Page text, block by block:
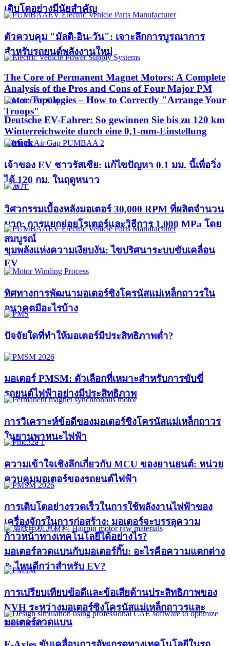
เติบโตอย่างมีนัยสำคัญ
ตัวควบคุม "มัลติ-อิน-วัน": เจาะลึกการบูรณาการ
สำหรับรถยนต์พลังงานใหม่
The Core of Permanent Magnet Motors: A Complete
Analysis of the Pros and Cons of Four Major PM
Rotor Topologies – How to Correctly "Arrange Your
Troops"
Deutsche EV-Fahrer: So gewinnen Sie bis zu 120 km
Winterreichweite durch eine 0,1-mm-Einstellung
zurück
เจ้าของ EV ชาวรัสเซีย: แก้ไขปัญหา 0.1 มม. นี้เพื่อวิ่ง
ได้ 120 กม. ในฤดูหนาว
วิศวกรรมเบื้องหลังมอเตอร์ 30,000 RPM ที่ผลิตจำนวน
มาก: การแยกย่อยโรเตอร์และวิธีการ 1,000 MPa โดย
สมบูรณ์
ขุมพลังแห่งความเงียบงัน: ไขปริศนาระบบขับเคลื่อน
EV
ทิศทางการพัฒนามอเตอร์ซิงโครนัสแม่เหล็กถาวรใน
อนาคตมีอะไรบ้าง
ปัจจัยใดที่ทำให้มอเตอร์มีประสิทธิภาพต่ำ?
มอเตอร์ PMSM: ตัวเลือกที่เหมาะสำหรับการขับขี่
รถยนต์ไฟฟ้าอย่างมีประสิทธิภาพ
การวิเคราะห์ข้อดีของมอเตอร์ซิงโครนัสแม่เหล็กถาวร
ในยานพาหนะไฟฟ้า
ความเข้าใจเชิงลึกเกี่ยวกับ MCU ของยานยนต์: หน่วย
ควบคุมมอเตอร์ของรถยนต์ไฟฟ้า
การเติบโตอย่างรวดเร็วในการใช้พลังงานไฟฟ้าของ
เครื่องจักรในการก่อสร้าง: มอเตอร์จะบรรลุความ
ก้าวหน้าทางเทคโนโลยีได้อย่างไร?​
มอเตอร์ลวดแบนกับมอเตอร์กิ๊บ: อะไรคือความแตกต่าง
& ไหนดีกว่าสำหรับ EV?
การเปรียบเทียบข้อดีและข้อเสียด้านประสิทธิภาพของ
NVH ระหว่างมอเตอร์ซิงโครนัสแม่เหล็กถาวรและ
มอเตอร์ลวดแบน